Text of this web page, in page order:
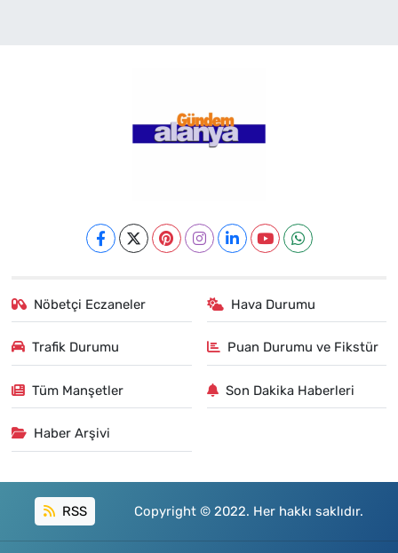
Nöbetçi Eczaneler Hava Durumu
Trafik Durumu Puan Durumu ve Fikstür
Tüm Manşetler Son Dakika Haberleri
Haber Arşivi
RSS Copyright © 2022. Her hakkı saklıdır.